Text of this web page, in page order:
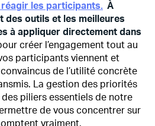
les participants. À
des outils et les meilleures
à appliquer directement dans
créer l’engagement tout au
participants viennent et
de l’utilité concrète
La gestion des priorités
piliers essentiels de notre
de vous concentrer sur
vraiment.